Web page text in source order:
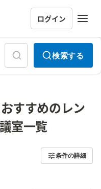
ログイン
検索する
すすめのレン
室一覧
条件の詳細